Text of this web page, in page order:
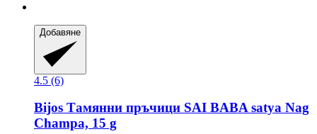
Добавяне
4.5 (6)
Bijos Тамянни пръчици SAI BABA satya Nag
Champa, 15 g